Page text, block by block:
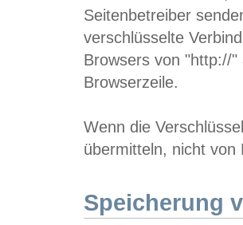
Seitenbetreiber
verschlüsselte
Browsers von "http://
Browserzeile.
Wenn die
übermitteln, nicht von
Speicherung